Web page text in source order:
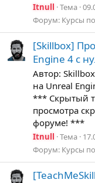
Itnull Тема
Форум: Курсы
[Skillbox]
Engine 4 с
Автор:
на Unreal
*** Скрытый
просмотра
форуме! ***
Itnull Тема
Форум: Курсы